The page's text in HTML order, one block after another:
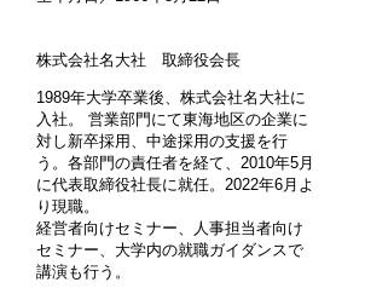
株式会社名大社 取締役会長
1989年大学卒業後、株式会社名大社に
入社。 営業部門にて東海地区の企業に
対し新卒採用、中途採用の支援を行
う。各部門の責任者を経て、2010年5月
に代表取締役社長に就任。2022年6月よ
り現職。
経営者向けセミナー、人事担当者向け
セミナー、大学内の就職ガイダンスで
講演も行う。